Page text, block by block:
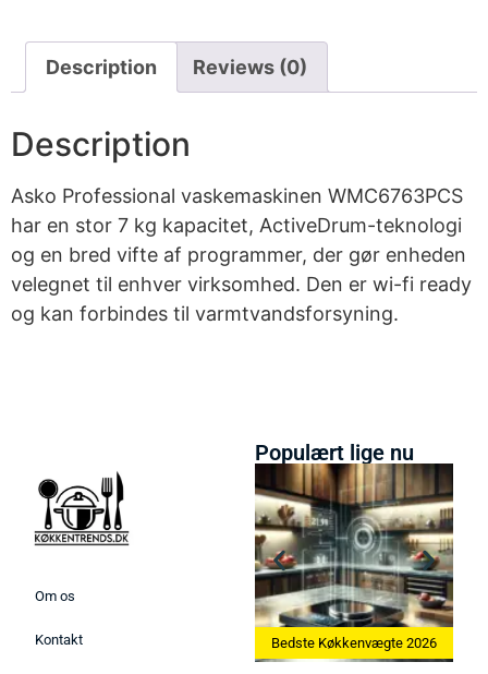
Description Reviews (0)
Description
Asko Professional vaskemaskinen WMC6763PCS
har en stor 7 kg kapacitet, ActiveDrum-teknologi
og en bred vifte af programmer, der gør enheden
velegnet til enhver virksomhed. Den er wi-fi ready
og kan forbindes til varmtvandsforsyning.
Om os
Kontakt
Populært lige nu
Bedste Ismaskine 2026 Bedste Køkkenvægte 2026